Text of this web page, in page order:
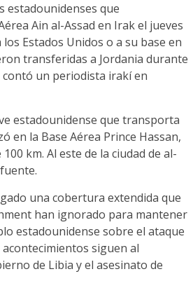
estadounidenses que
Ain al-Assad en Irak el jueves
Estados Unidos o a su base en
transferidas a Jordania durante
contó un periodista irakí en
estadounidense que transporta
en la Base Aérea Prince Hassan,
km. Al este de la ciudad de al-
una cobertura extendida que
han ignorado para mantener
estadounidense sobre el ataque
siguen al
de Libia y el asesinato de